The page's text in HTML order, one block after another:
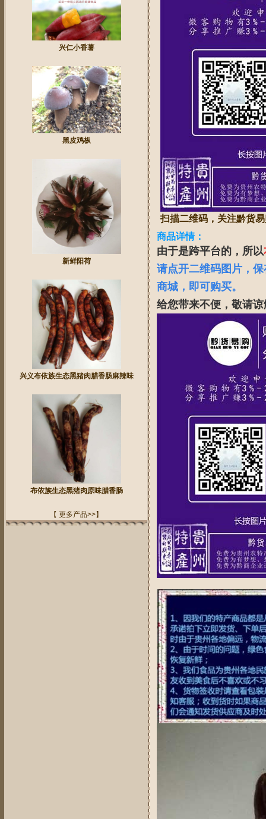
兴仁小香薯
黑皮鸡枞
新鲜阳荷
兴义布依族生态黑猪肉腊香肠麻辣味
布依族生态黑猪肉原味腊香肠
【 更多产品>>】
扫描二维码，关注黔货
商品详情：
由于是跨平台的，所以
请点开二维码图片，
商城，即可购买。
给您带来不便，敬请谅